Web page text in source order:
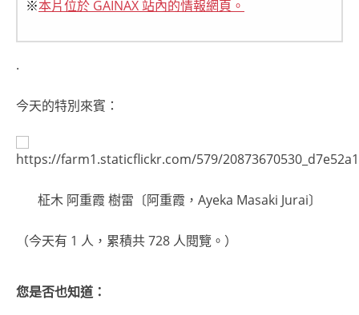
※本片位於 GAINAX 站內的情報網頁。
.
今天的特別來賓：
柾木 阿重霞 樹雷〔阿重霞，Ayeka Masaki Jurai〕
（今天有 1 人，累積共 728 人閱覽。）
您是否也知道：